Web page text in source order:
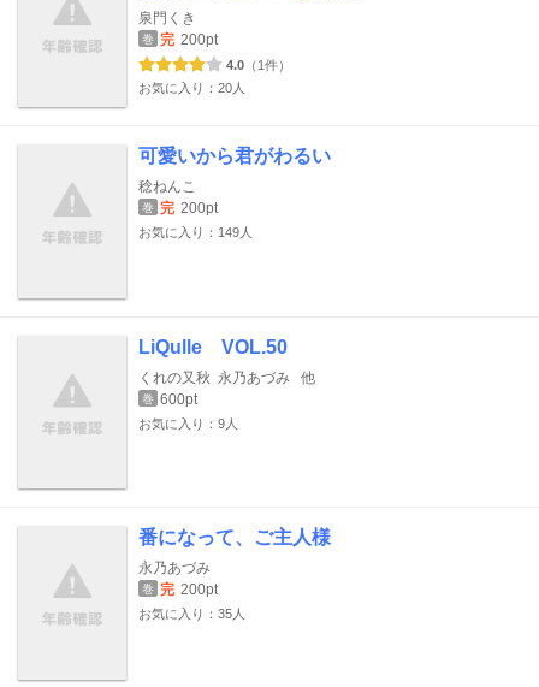
泉門くき
巻 完 200pt
4.0 （1件）
お気に入り：20人
可愛いから君がわるい
稔ねんこ
巻 完 200pt
お気に入り：149人
LiQulle VOL.50
くれの又秋 永乃あづみ 他
巻 600pt
お気に入り：9人
番になって、ご主人様
永乃あづみ
巻 完 200pt
お気に入り：35人